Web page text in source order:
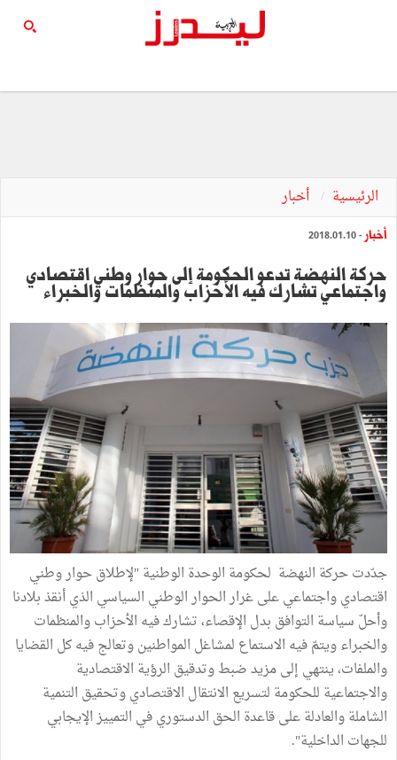
الرئيسية أخبار
أخبار - 2018.01.10
حركة النهضة تدعو الحكومة إلى حوار وطني اقتصادي
واجتماعي تشارك فيه الأحزاب والمنظمات والخبراء
جدّدت حركة النهضة لحكومة الوحدة الوطنية "لإطلاق حوار وطني
اقتصادي واجتماعي على غرار الحوار الوطني السياسي الذي أنقذ بلادنا
وأحلّ سياسة التوافق بدل الإقصاء، تشارك فيه الأحزاب والمنظمات
والخبراء ويتمّ فيه الاستماع لمشاغل المواطنين وتعالج فيه كل القضايا
والملفات، ينتهي إلى مزيد ضبط وتدقيق الرؤية الاقتصادية
والاجتماعية للحكومة لتسريع الانتقال الاقتصادي وتحقيق التنمية
الشاملة والعادلة على قاعدة الحق الدستوري في التمييز الإيجابي
للجهات الداخلية".